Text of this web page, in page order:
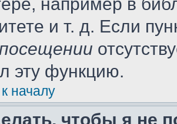
и т. д. Если
эту функцию.
началу
чтобы я не